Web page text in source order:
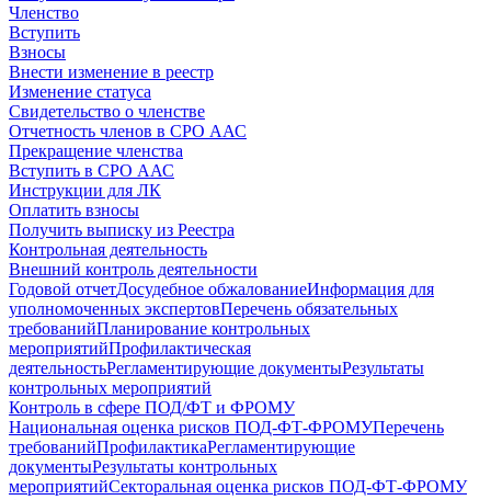
Членство
Вступить
Взносы
Внести изменение в реестр
Изменение статуса
Свидетельство о членстве
Отчетность членов в СРО ААС
Прекращение членства
Вступить в СРО ААС
Инструкции для ЛК
Оплатить взносы
Получить выписку из Реестра
Контрольная деятельность
Внешний контроль деятельности
Годовой отчетДосудебное обжалованиеИнформация для
уполномоченных экспертовПеречень обязательных
требованийПланирование контрольных
мероприятийПрофилактическая
деятельностьРегламентирующие документыРезультаты
контрольных мероприятий
Контроль в сфере ПОД/ФТ и ФРОМУ
Национальная оценка рисков ПОД-ФТ-ФРОМУПеречень
требованийПрофилактикаРегламентирующие
документыРезультаты контрольных
мероприятийСекторальная оценка рисков ПОД-ФТ-ФРОМУ